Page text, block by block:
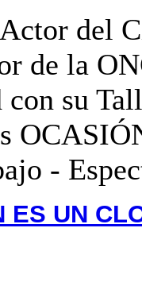
del
de la
su
-
ES UN